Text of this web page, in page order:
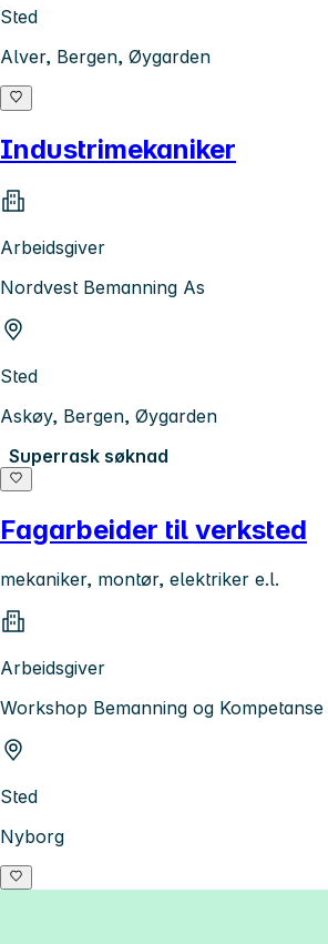
Sted
Alver, Bergen, Øygarden
Industrimekaniker
Arbeidsgiver
Nordvest Bemanning As
Sted
Askøy, Bergen, Øygarden
Superrask søknad
Fagarbeider til verksted
mekaniker, montør, elektriker e.l.
Arbeidsgiver
Workshop Bemanning og
Sted
Nyborg